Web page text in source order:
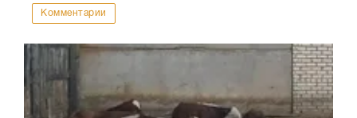
Комментарии